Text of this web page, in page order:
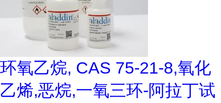
环氧乙烷, CAS 75-21-8,氧化
乙烯,恶烷,一氧三环-阿拉丁试